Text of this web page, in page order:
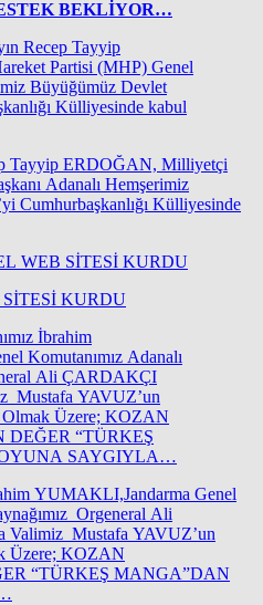
BEKLİYOR…
Adanalı Hemşerimiz
Cumhurbaşkanlığı Külliyesinde
KURDU
YUMAKLI,Jandarma Genel
Orgeneral Ali
Valimiz Mustafa YAVUZ’un
Üzere; KOZAN
“TÜRKEŞ MANGA”DAN